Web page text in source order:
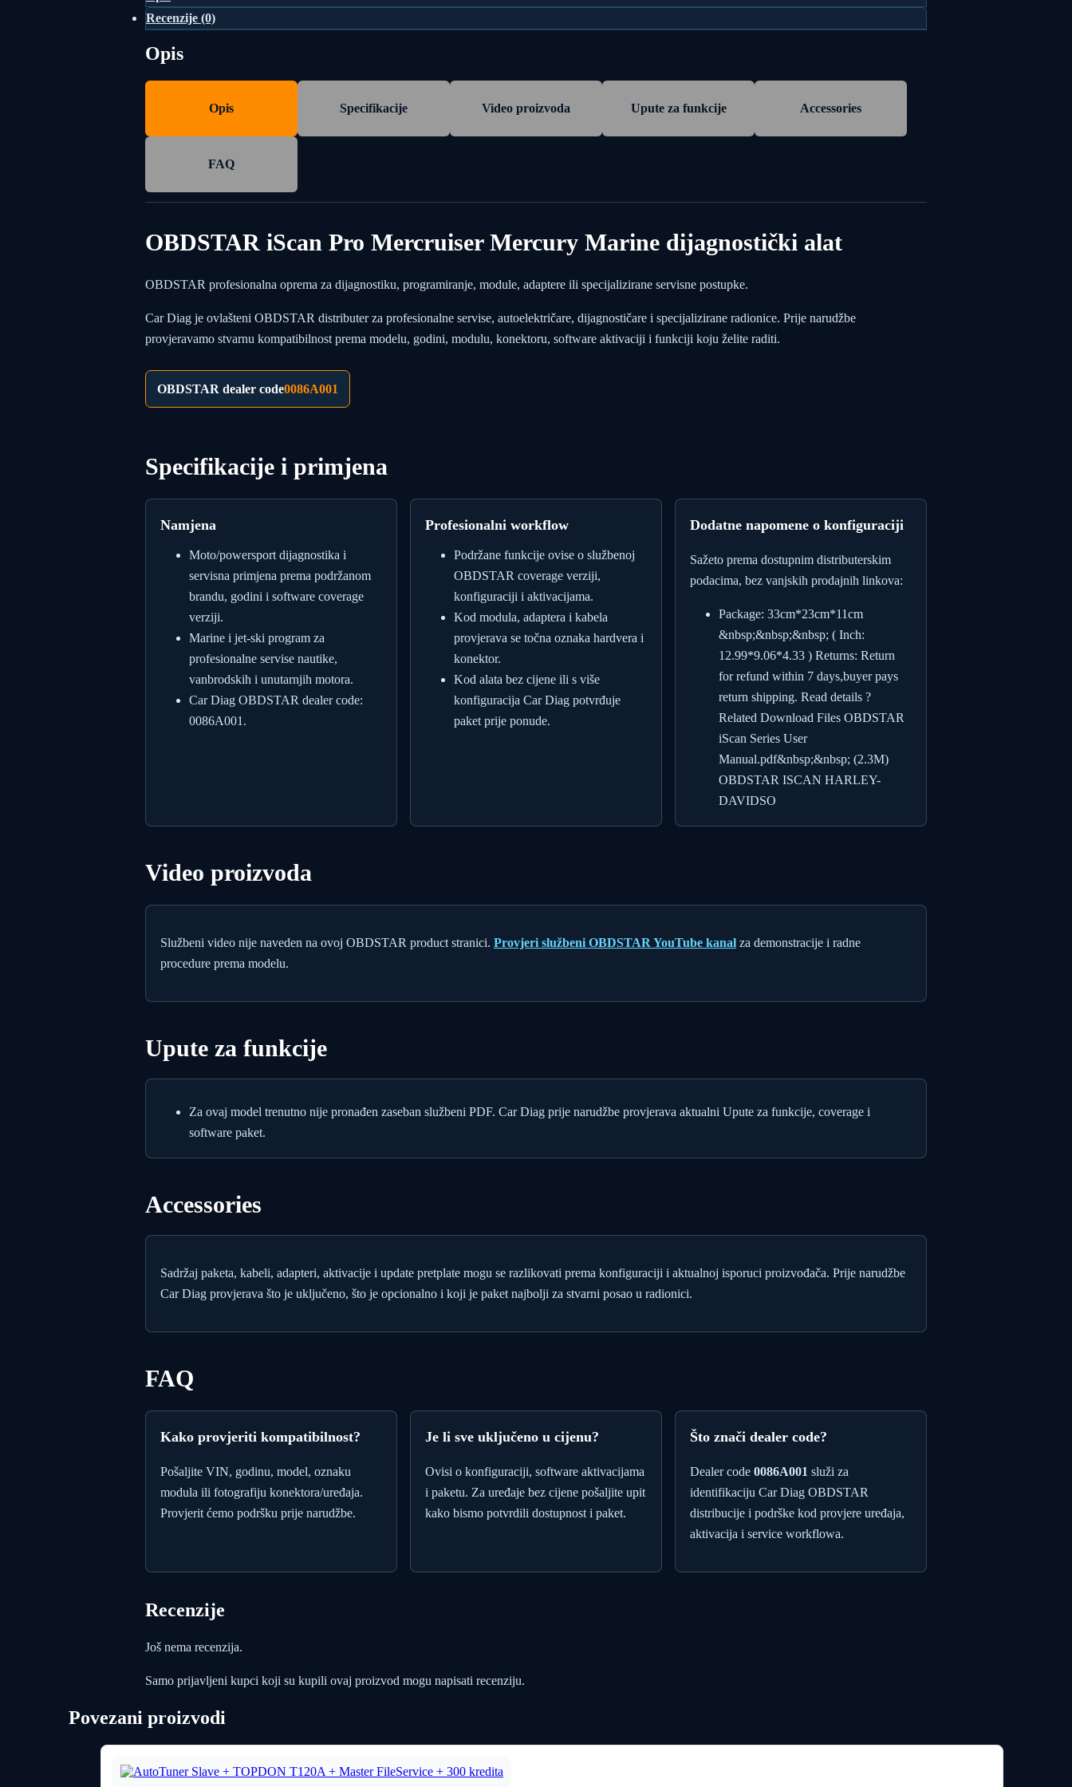
Recenzije (0)
Opis
Opis Specifikacije Video proizvoda Upute za funkcije Accessories
FAQ
OBDSTAR iScan Pro Mercruiser Mercury Marine dijagnostički alat
OBDSTAR profesionalna oprema za dijagnostiku, programiranje, module, adaptere ili specijalizirane servisne postupke.
Car Diag je ovlašteni OBDSTAR distributer za profesionalne servise, autoelektričare, dijagnostičare i specijalizirane radionice. Prije narudžbe
provjeravamo stvarnu kompatibilnost prema modelu, godini, modulu, konektoru, software aktivaciji i funkciji koju želite raditi.
OBDSTAR dealer code0086A001
Specifikacije i primjena
Namjena
Moto/powersport dijagnostika i
servisna primjena prema podržanom
brandu, godini i software coverage
verziji.
Marine i jet-ski program za
profesionalne servise nautike,
vanbrodskih i unutarnjih motora.
Car Diag OBDSTAR dealer code:
0086A001.
Profesionalni workflow
Podržane funkcije ovise o službenoj
OBDSTAR coverage verziji,
konfiguraciji i aktivacijama.
Kod modula, adaptera i kabela
provjerava se točna oznaka hardvera i
konektor.
Kod alata bez cijene ili s više
konfiguracija Car Diag potvrđuje
paket prije ponude.
Dodatne napomene o konfiguraciji
Sažeto prema dostupnim distributerskim
podacima, bez vanjskih prodajnih linkova:
Package: 33cm*23cm*11cm
&nbsp;&nbsp;&nbsp; ( Inch:
12.99*9.06*4.33 ) Returns: Return
for refund within 7 days,buyer pays
return shipping. Read details ?
Related Download Files OBDSTAR
iScan Series User
Manual.pdf&nbsp;&nbsp; (2.3M)
OBDSTAR ISCAN HARLEY-
DAVIDSO
Video proizvoda
Službeni video nije naveden na ovoj OBDSTAR product stranici. Provjeri službeni OBDSTAR YouTube kanal za demonstracije i radne
procedure prema modelu.
Upute za funkcije
Za ovaj model trenutno nije pronađen zaseban službeni PDF. Car Diag prije narudžbe provjerava aktualni Upute za funkcije, coverage i
software paket.
Accessories
Sadržaj paketa, kabeli, adapteri, aktivacije i update pretplate mogu se razlikovati prema konfiguraciji i aktualnoj isporuci proizvođača. Prije narudžbe
Car Diag provjerava što je uključeno, što je opcionalno i koji je paket najbolji za stvarni posao u radionici.
FAQ
Kako provjeriti kompatibilnost?
Pošaljite VIN, godinu, model, oznaku
modula ili fotografiju konektora/uređaja.
Provjerit ćemo podršku prije narudžbe.
Je li sve uključeno u cijenu?
Ovisi o konfiguraciji, software aktivacijama
i paketu. Za uređaje bez cijene pošaljite upit
kako bismo potvrdili dostupnost i paket.
Što znači dealer code?
Dealer code 0086A001 služi za
identifikaciju Car Diag OBDSTAR
distribucije i podrške kod provjere uređaja,
aktivacija i service workflowa.
Recenzije
Još nema recenzija.
Samo prijavljeni kupci koji su kupili ovaj proizvod mogu napisati recenziju.
Povezani proizvodi